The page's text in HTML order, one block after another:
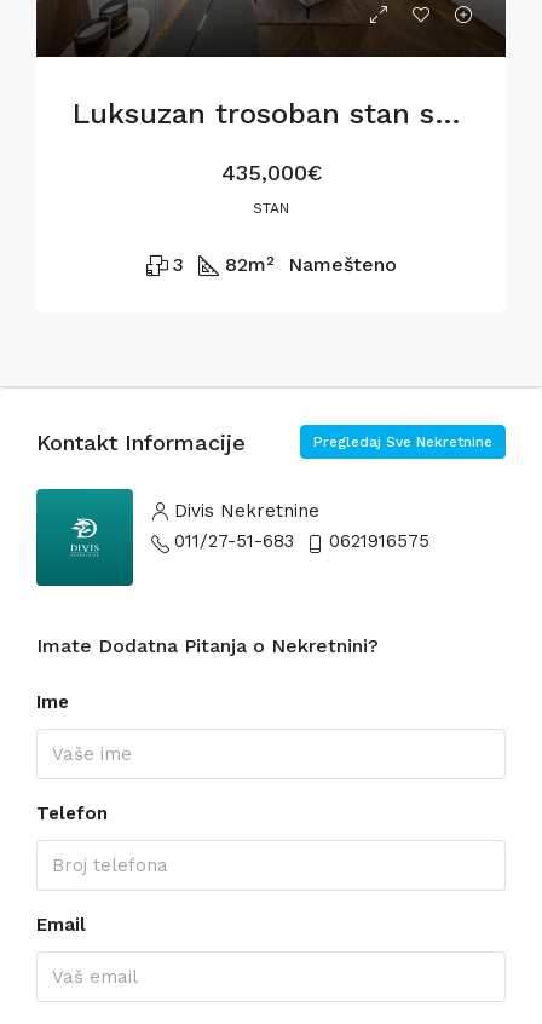
Luksuzan trosoban stan sa pogledom na Savu
435,000€
STAN
3 82m² Namešteno
Kontakt Informacije Pregledaj Sve Nekretnine
Divis Nekretnine
011/27-51-683
0621916575
Imate Dodatna Pitanja o Nekretnini?
Ime
Telefon
Email